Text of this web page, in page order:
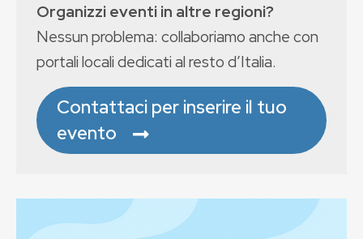
Organizzi eventi in altre regioni?
Nessun problema: collaboriamo anche con
portali locali dedicati al resto d’Italia.
Contattaci per inserire il tuo
evento